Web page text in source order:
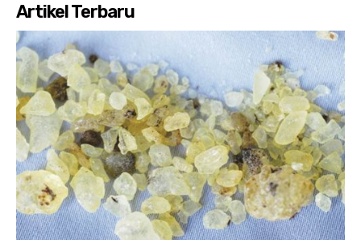
Artikel Terbaru